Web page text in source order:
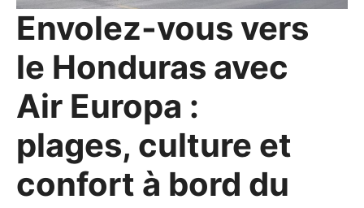
Envolez-vous vers
le Honduras avec
Air Europa :
plages, culture et
confort à bord du